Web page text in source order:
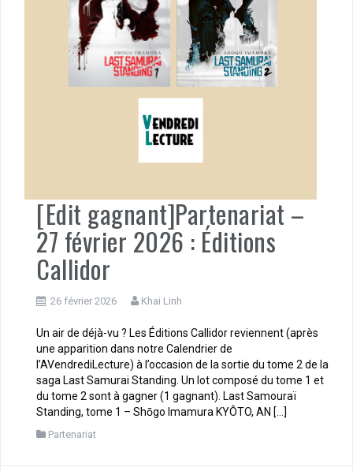
[Edit gagnant]Partenariat –
27 février 2026 : Éditions
Callidor
26 février 2026 Khai Linh
Un air de déjà-vu ? Les Éditions Callidor reviennent (après
une apparition dans notre Calendrier de
l’AVendrediLecture) à l’occasion de la sortie du tome 2 de la
saga Last Samurai Standing. Un lot composé du tome 1 et
du tome 2 sont à gagner (1 gagnant). Last Samouraï
Standing, tome 1 – Shōgo Imamura KYÔTO, AN […]
Partenariat